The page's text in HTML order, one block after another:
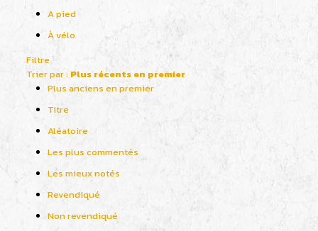
A pied
À vélo
Filtre
Trier par : Plus récents en premier
Plus anciens en premier
Titre
Aléatoire
Les plus commentés
Les mieux notés
Revendiqué
Non revendiqué